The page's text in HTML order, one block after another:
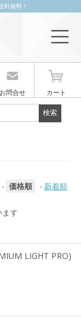
料無料！
お問合せ カート
- 価格順 - 新着順
ます
LIGHT PRO)